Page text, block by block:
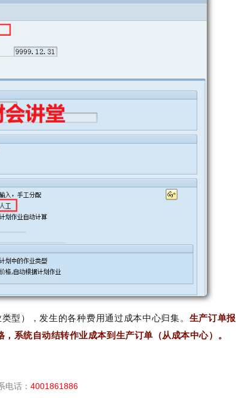
型），发生的各种费用通过成本中心归集。 生产订单报
系统自动结转作业成本到生产订单（从成本中心）。
电话： 4001861886